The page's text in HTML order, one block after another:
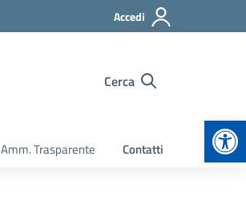
Accedi
Cerca
Amm. Trasparente Contatti